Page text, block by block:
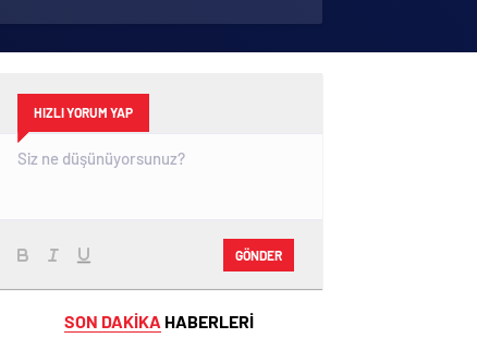
Şenol Güneş: Arda
Turan Milli Takım
HIZLI YORUM YAP
GÖNDER
SON DAKİKA HABERLERİ